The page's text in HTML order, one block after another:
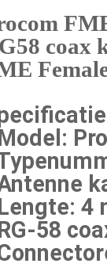
coax
4
58